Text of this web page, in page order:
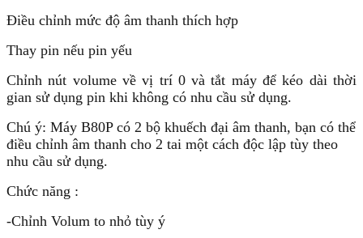
Điều chỉnh mức độ âm thanh thích hợp
Thay pin nếu pin yếu
Chỉnh nút volume về vị trí 0 và tắt máy để kéo dài thời
gian sử dụng pin khi không có nhu cầu sử dụng.
Chú ý: Máy B80P có 2 bộ khuếch đại âm thanh, bạn có thể
điều chỉnh âm thanh cho 2 tai một cách độc lập tùy theo
nhu cầu sử dụng.
Chức năng :
-Chỉnh Volum to nhỏ tùy ý